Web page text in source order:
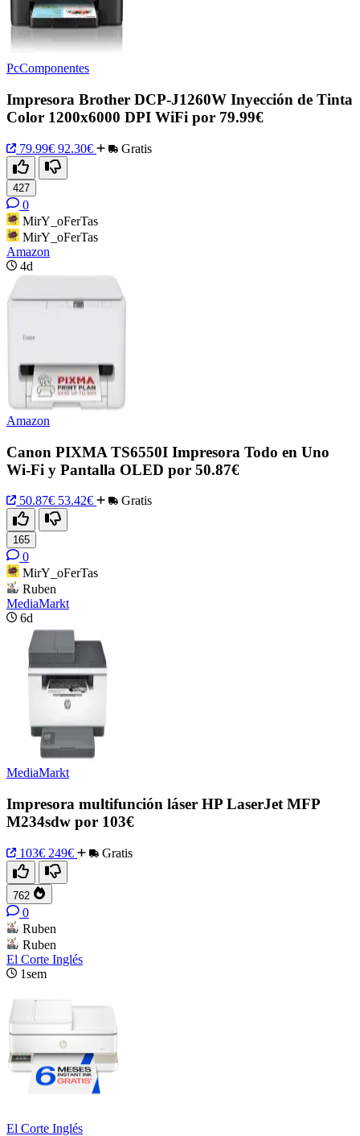
PcComponentes
Impresora Brother DCP-J1260W Inyección de Tinta
Color 1200x6000 DPI WiFi por 79.99€
79.99€ 92.30€ Gratis
427
0
MirY_oFerTas
MirY_oFerTas
Amazon
4d
Amazon
Canon PIXMA TS6550I Impresora Todo en Uno
Wi-Fi y Pantalla OLED por 50.87€
50.87€ 53.42€ Gratis
165
0
MirY_oFerTas
Ruben
MediaMarkt
6d
MediaMarkt
Impresora multifunción láser HP LaserJet MFP
M234sdw por 103€
103€ 249€ Gratis
762
0
Ruben
Ruben
El Corte Inglés
1sem
El Corte Inglés